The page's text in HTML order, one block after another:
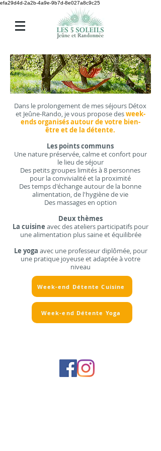
efa29d4d-2a2b-4a9e-9b7d-8e027a8c9c25
Dans le prolongement de mes séjours Détox
et Jeûne-Rando, je vous propose desweek-
ends organisés autour de votre bien-
être et de la détente.
Les points communs
Une nature préservée, calme et confort pour
le lieu de séjour
Des petits groupes limités à 8 personnes
pour la convivialité et la proximité
Des temps d'échange autour de la bonne
alimentation, de l'hygiène de vie
Des massages en option
Deux thèmes
La cuisine avec des ateliers participatifs pour
une alimentation plus saine et équilibrée
Le yoga avec une professeur diplômée, pour
une pratique joyeuse et adaptée à votre
niveau
Week-end Détente Cuisine
Week-end Détente Yoga